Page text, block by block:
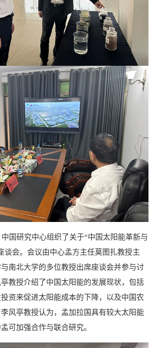
国研究中心组织了关于“中国太阳能革新与
谈会。会议由中心孟方主任莫图扎教授主
南北大学的多位教授出席座谈会并参与讨
教授介绍了中国太阳能的发展现状，包括
资来促进太阳能成本的下降，以及中国农
风亭教授认为，孟加拉国具有较大太阳能
可加强合作与联合研究。